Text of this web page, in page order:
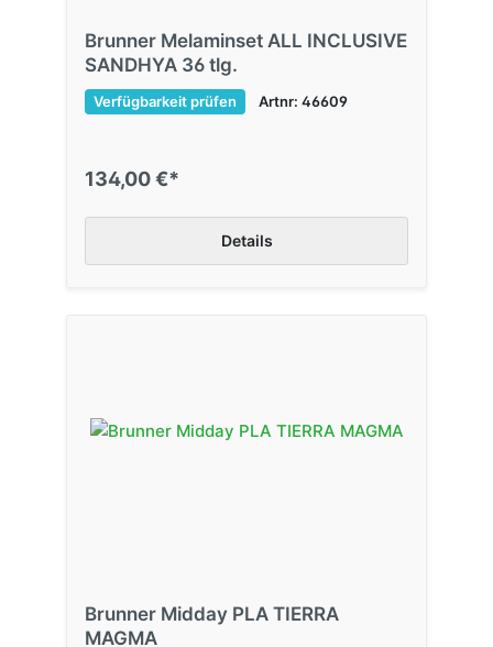
Brunner Melaminset ALL INCLUSIVE
SANDHYA 36 tlg.
Verfügbarkeit prüfen Artnr: 46609
134,00 €*
Details
Brunner Midday PLA TIERRA
MAGMA